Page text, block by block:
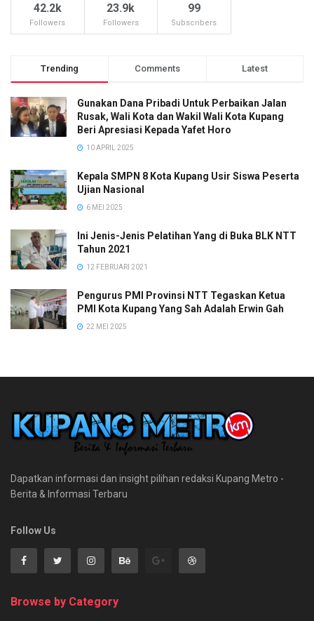
42.2k
Followers
23.9k
Followers
99
Subscribers
Trending Comments Latest
Gunakan Dana Pribadi Untuk Perbaikan Jalan
Rusak, Wali Kota dan Wakil Wali Kota Kupang
Beri Apresiasi Kepada Yafet Horo
10 APRIL 2025
Kepala SMPN 8 Kota Kupang Usir Siswa Peserta
Ujian Nasional
6 MEI 2025
Ini Jenis-Jenis Pelatihan Yang di Buka BLK NTT
Tahun 2021
12 FEBRUARI 2021
Pengurus PMI Provinsi NTT Tegaskan Ketua
PMI Kota Kupang Yang Sah Adalah Erwin Gah
22 MEI 2025
Dapatkan informasi dan insight pilihan redaksi Kupang Metro -
Berita & Informasi Terbaru
Follow Us
Browse by Category